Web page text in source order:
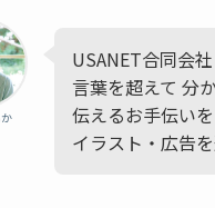
USANET合同会
言葉を超えて 分
伝えるお手伝い
イラスト・広告